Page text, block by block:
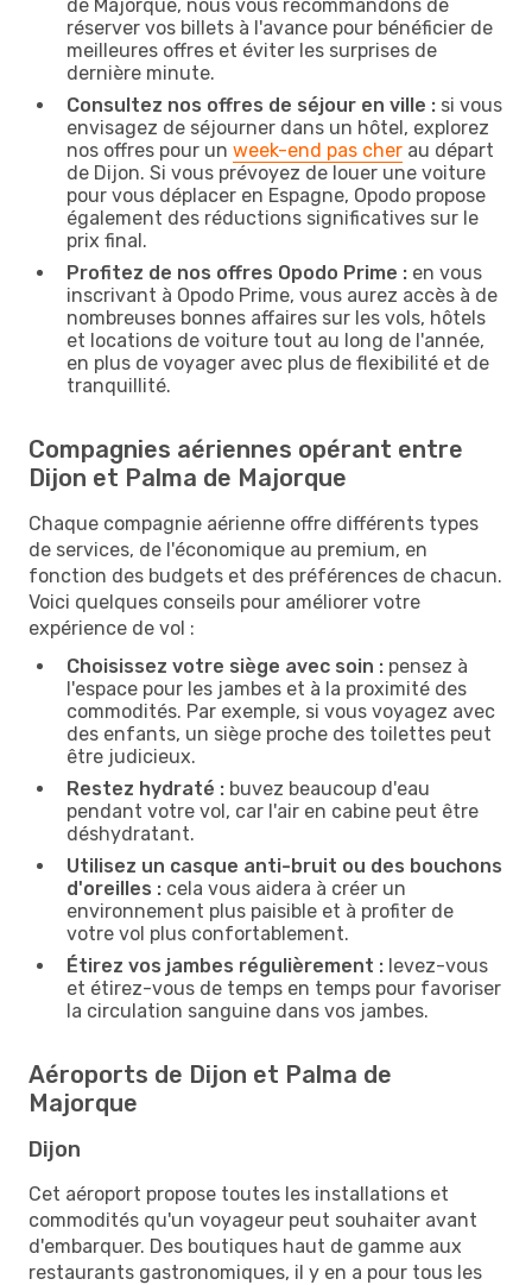
de Majorque, nous vous recommandons de
réserver vos billets à l'avance pour bénéficier de
meilleures offres et éviter les surprises de
dernière minute.
Consultez nos offres de séjour en ville : si vous
envisagez de séjourner dans un hôtel, explorez
nos offres pour un week-end pas cher au départ
de Dijon. Si vous prévoyez de louer une voiture
pour vous déplacer en Espagne, Opodo propose
également des réductions significatives sur le
prix final.
Profitez de nos offres Opodo Prime : en vous
inscrivant à Opodo Prime, vous aurez accès à de
nombreuses bonnes affaires sur les vols, hôtels
et locations de voiture tout au long de l'année,
en plus de voyager avec plus de flexibilité et de
tranquillité.
Compagnies aériennes opérant entre
Dijon et Palma de Majorque
Chaque compagnie aérienne offre différents types
de services, de l'économique au premium, en
fonction des budgets et des préférences de chacun.
Voici quelques conseils pour améliorer votre
expérience de vol :
Choisissez votre siège avec soin : pensez à
l'espace pour les jambes et à la proximité des
commodités. Par exemple, si vous voyagez avec
des enfants, un siège proche des toilettes peut
être judicieux.
Restez hydraté : buvez beaucoup d'eau
pendant votre vol, car l'air en cabine peut être
déshydratant.
Utilisez un casque anti-bruit ou des bouchons
d'oreilles : cela vous aidera à créer un
environnement plus paisible et à profiter de
votre vol plus confortablement.
Étirez vos jambes régulièrement : levez-vous
et étirez-vous de temps en temps pour favoriser
la circulation sanguine dans vos jambes.
Aéroports de Dijon et Palma de
Majorque
Dijon
Cet aéroport propose toutes les installations et
commodités qu'un voyageur peut souhaiter avant
d'embarquer. Des boutiques haut de gamme aux
restaurants gastronomiques, il y en a pour tous les